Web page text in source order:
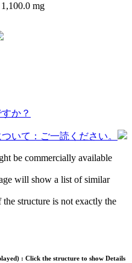
1,100.0 mg
か？
いて：ご一読ください。
be commercially available
will show a list of similar
structure is not exactly the
: Click the structure to show Details